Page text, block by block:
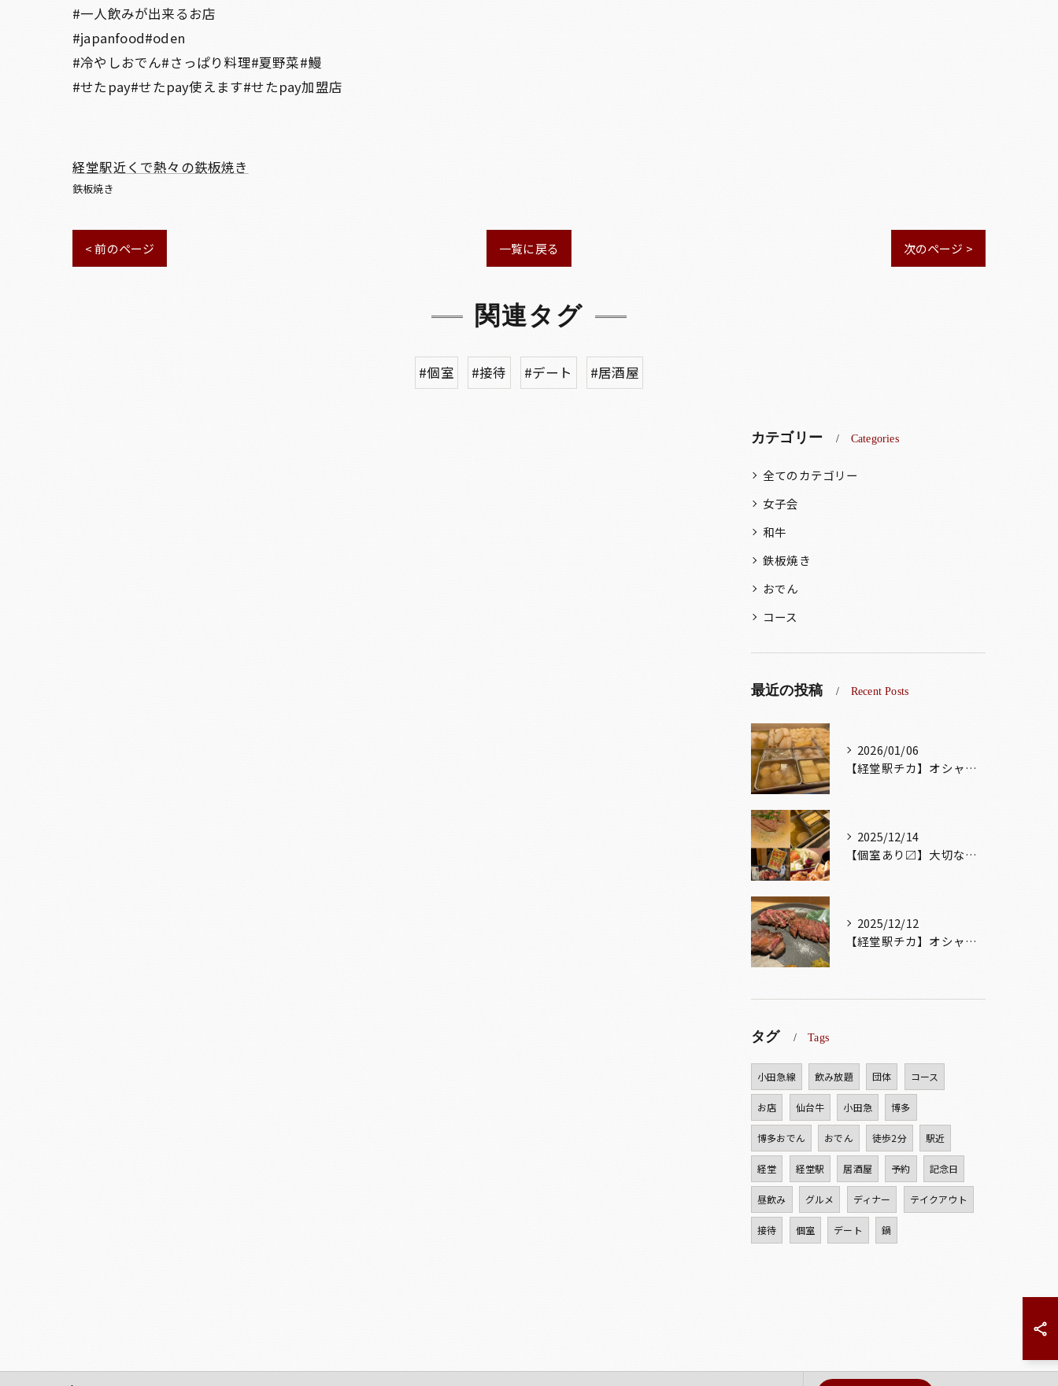
#一人飲みが出来るお店
#japanfood#oden
#冷やしおでん#さっぱり料理#夏野菜#鰻
#せたpay#せたpay使えます#せたpay加盟店
経堂駅近くで熱々の鉄板焼き
鉄板焼き
< 前のページ 一覧に戻る 次のページ >
関連タグ
#個室 #接待 #デート #居酒屋
カテゴリー Categories
全てのカテゴリー
女子会
和牛
鉄板焼き
おでん
コース
最近の投稿 Recent Posts
2026/01/06
【経堂駅チカ】オシャレ居酒屋🏮出汁が美味しいおでんがオススメ...
2025/12/14
【個室あり〼】大切な記念日、お祝い事でのご来店ぜひお待ちして...
2025/12/12
【経堂駅チカ】オシャレ居酒屋🏮自慢のお肉が楽しめる🐃お得なコ...
タグ Tags
小田急線 飲み放題 団体 コース
お店 仙台牛 小田急 博多
博多おでん おでん 徒歩2分 駅近
経堂 経堂駅 居酒屋 予約 記念日
昼飲み グルメ ディナー テイクアウト
接待 個室 デート 鍋